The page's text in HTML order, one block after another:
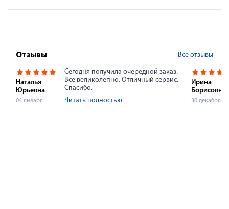
Отзывы Все отзывы
Наталья
Юрьевна
04 января
Сегодня получила очередной заказ.
Все великолепно. Отличный сервис.
Спасибо.
Читать полностью
Ирина
Борисовна
30 декабря